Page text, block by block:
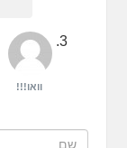
וואו!!!